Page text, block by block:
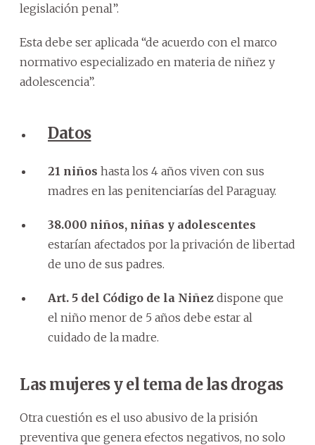
legislación penal”.
Esta debe ser aplicada “de acuerdo con el marco
normativo especializado en materia de niñez y
adolescencia”.
Datos
21 niños hasta los 4 años viven con sus
madres en las penitenciarías del Paraguay.
38.000 niños, niñas y adolescentes
estarían afectados por la privación de libertad
de uno de sus padres.
Art. 5 del Código de la Niñez dispone que
el niño menor de 5 años debe estar al
cuidado de la madre.
Las mujeres y el tema de las drogas
Otra cuestión es el uso abusivo de la prisión
preventiva que genera efectos negativos, no solo